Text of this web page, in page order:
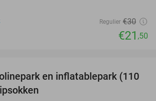
Regulier €30
€21 ,50
40%
en inflatablepark (110